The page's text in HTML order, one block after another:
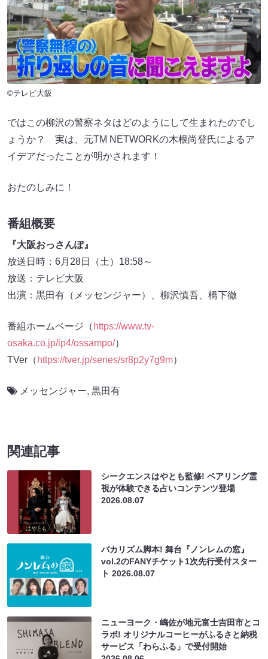
©テレビ大阪
ではこの柳沢の警察ネタはどのようにして生まれたのでし
ょうか？ 実は、元TM NETWORKの木根尚登氏によるア
イデアだったことが明かされます！
おたのしみに！
番組概要
『大阪おっさんぽ』
放送日時：6月28日（土）18:58～
放送：テレビ大阪
出演：黒田有（メッセンジャー）、柳沢慎吾、橋下徹
番組ホームページ（ https://www.tv-
osaka.co.jp/ip4/ossampo/）
TVer（ https://tver.jp/series/sr8p2y7g9m）
メッセンジャー, 黒田有
関連記事
シークエンスはやとも監修! ペアリング霊
視が体験できる占いコンテンツ登場
2026.08.07
バカリズム脚本! 舞台『ノンレムの窓』
vol.2のFANYチケット1次先行受付スター
ト2026.08.07
ニューヨーク・嶋佐が地元富士吉田市とコ
ラボ! オリジナルコーヒーがふるさと納税
サービス「わらふる」で受付開始